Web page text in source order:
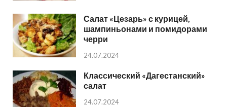
Салат «Цезарь» с курицей,
шампиньонами и помидорами
черри
24.07.2024
Классический «Дагестанский»
салат
24.07.2024